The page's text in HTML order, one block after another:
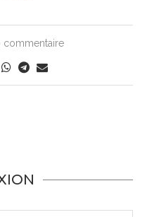
commentaire